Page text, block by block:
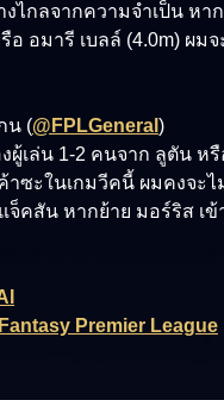
งไกลจากความจำเป็น หา
อ อมารี เบลล์ (4.0m) ผม
น (@FPLGeneral )
ผู้เล่น 1-2 คนจาก ลูตัน หรื
าซะในเกมวีคนี้ ผมคงจะ
จ็คสัน หากย้าย มอร์ริส เ
Fantasy Premier League